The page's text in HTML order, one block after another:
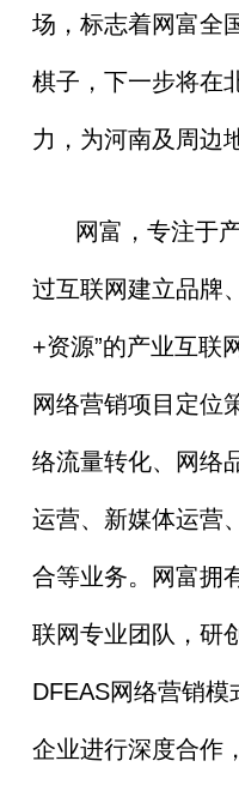
场，标志着网富全
棋子，下一步将在
力，为河南及周边
网富，专注于
过互联网建立品牌
+资源”的产业互联
网络营销项目定位
络流量转化、网络
运营、新媒体运营
合等业务。网富拥
联网专业团队，研
DFEAS网络营销
企业进行深度合作